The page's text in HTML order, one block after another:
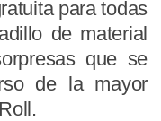
para todas
de material
que se
de la mayor